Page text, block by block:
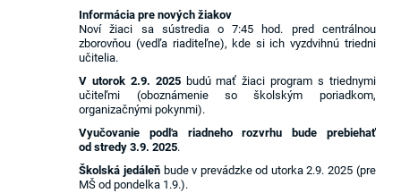
Informácia pre nových žiakov
Noví žiaci sa sústredia o 7:45 hod. pred centrálnou
zborovňou (vedľa riaditeľne), kde si ich vyzdvihnú triedni
učitelia.
V utorok 2.9. 2025budú mať žiaci program s triednymi
učiteľmi (oboznámenie so školským poriadkom,
organizačnými pokynmi).
Vyučovanie podľa riadneho rozvrhu bude prebiehať
od stredy 3.9. 2025.
Školská jedáleňbude v prevádzke od utorka 2.9. 2025 (pre
MŠ od pondelka 1.9.).